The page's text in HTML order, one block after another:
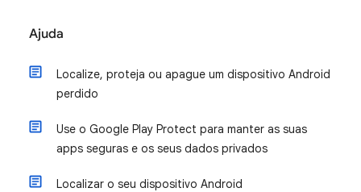
Ajuda
Localize, proteja ou apague um dispositivo Android
perdido
Use o Google Play Protect para manter as suas
apps seguras e os seus dados privados
Localizar o seu dispositivo Android